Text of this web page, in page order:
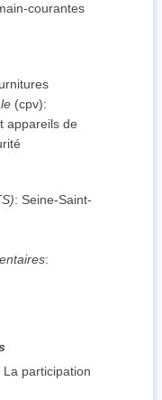
courantes
(cpv):
appareils de
: Seine-Saint-
:
La participation